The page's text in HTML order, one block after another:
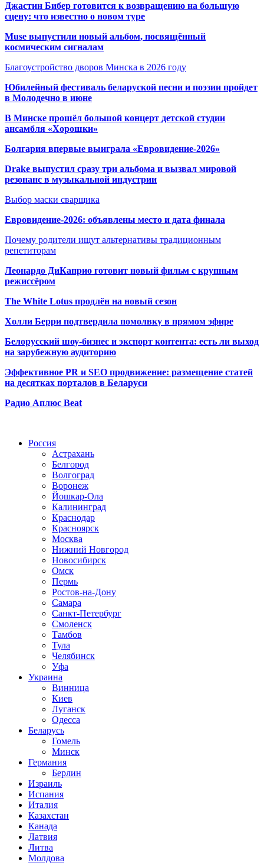
Джастин Бибер готовится к возвращению на большую
сцену: что известно о новом туре
Muse выпустили новый альбом, посвящённый
космическим сигналам
Благоустройство дворов Минска в 2026 году
Юбилейный фестиваль беларуской песни и поэзии пройдет
в Молодечно в июне
В Минске прошёл большой концерт детской студии
ансамбля «Хорошки»
Болгария впервые выиграла «Евровидение-2026»
Drake выпустил сразу три альбома и вызвал мировой
резонанс в музыкальной индустрии
Выбор маски сварщика
Евровидение-2026: объявлены место и дата финала
Почему родители ищут альтернативы традиционным
репетиторам
Леонардо ДиКаприо готовит новый фильм с крупным
режиссёром
The White Lotus продлён на новый сезон
Холли Берри подтвердила помолвку в прямом эфире
Белорусский шоу-бизнес и экспорт контента: есть ли выход
на зарубежную аудиторию
Эффективное PR и SEO продвижение: размещение статей
на десятках порталов в Беларуси
Радио Аплюс Beat
Россия
Астрахань
Белгород
Волгоград
Воронеж
Йошкар-Ола
Калининград
Краснодар
Красноярск
Москва
Нижний Новгород
Новосибирск
Омск
Пермь
Ростов-на-Дону
Самара
Санкт-Петербург
Смоленск
Тамбов
Тула
Челябинск
Уфа
Украина
Винница
Киев
Луганск
Одесса
Беларусь
Гомель
Минск
Германия
Берлин
Израиль
Испания
Италия
Казахстан
Канада
Латвия
Литва
Молдова